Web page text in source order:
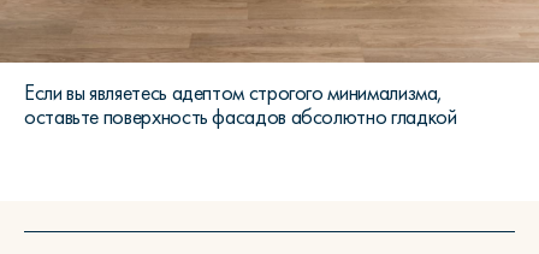
Если вы являетесь адептом строгого минимализма,
оставьте поверхность фасадов абсолютно гладкой